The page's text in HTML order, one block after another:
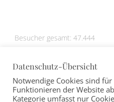
Besucher gesamt: 47.444
Datenschutz-Übersicht
Notwendige Cookies sind
Funktionieren der Website
Kategorie umfasst nur